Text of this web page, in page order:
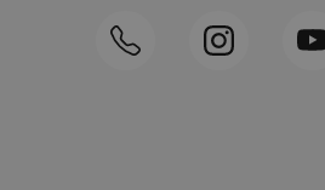
Innerhalb von 1-3 Tagen